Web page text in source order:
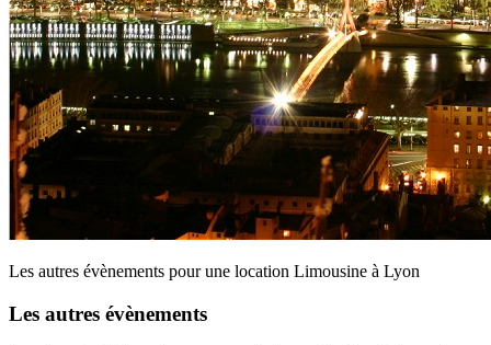
Les autres évènements pour une location Limousine à Lyon
Les autres évènements